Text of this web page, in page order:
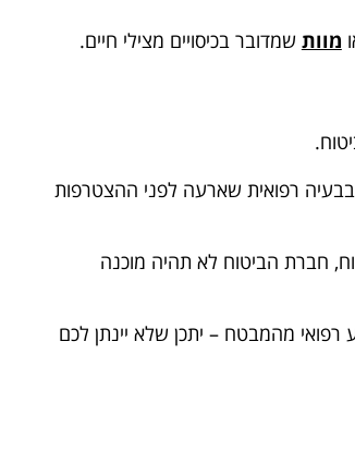
מוות שמדובר בכיסויים מצילי חיים.
רפואית שארעה לפני ההצטרפות
חברת הביטוח לא תהיה מוכנה
מהמבטח – יתכן שלא יינתן לכם